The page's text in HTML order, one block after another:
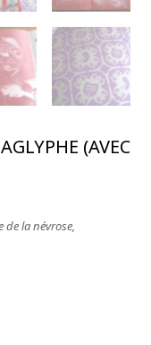
la NewsLetter
(AVEC
la névrose,